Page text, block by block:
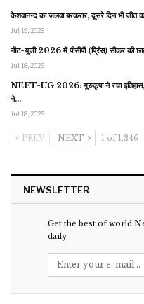
केशवानन्द का जलवा बरकरार, दूसरे दिन भी जीत
Jul 19, 2026
नीट-यूजी 2026 में पीसीपी (प्रिंस) सीकर की
Jul 18, 2026
NEET-UG 2026: गुरुकृपा ने रचा
ने…
Jul 18, 2026
PREV NEXT 1 of 1,346
NEWSLETTER
Get the best of world
daily